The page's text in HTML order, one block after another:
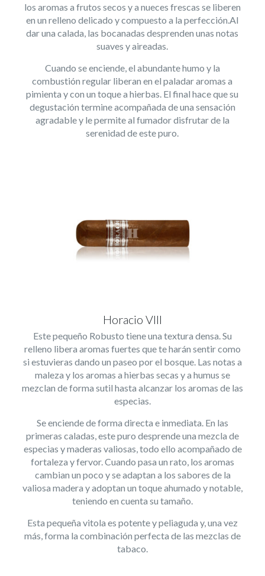
los aromas a frutos secos y a nueces frescas se liberen
en un relleno delicado y compuesto a la perfección.Al
dar una calada, las bocanadas desprenden unas notas
suaves y aireadas.
Cuando se enciende, el abundante humo y la
combustión regular liberan en el paladar aromas a
pimienta y con un toque a hierbas. El final hace que su
degustación termine acompañada de una sensación
agradable y le permite al fumador disfrutar de la
serenidad de este puro.
Horacio VIII
Este pequeño Robusto tiene una textura densa. Su
relleno libera aromas fuertes que te harán sentir como
si estuvieras dando un paseo por el bosque. Las notas a
maleza y los aromas a hierbas secas y a humus se
mezclan de forma sutil hasta alcanzar los aromas de las
especias.
Se enciende de forma directa e inmediata. En las
primeras caladas, este puro desprende una mezcla de
especias y maderas valiosas, todo ello acompañado de
fortaleza y fervor. Cuando pasa un rato, los aromas
cambian un poco y se adaptan a los sabores de la
valiosa madera y adoptan un toque ahumado y notable,
teniendo en cuenta su tamaño.
Esta pequeña vitola es potente y peliaguda y, una vez
más, forma la combinación perfecta de las mezclas de
tabaco.